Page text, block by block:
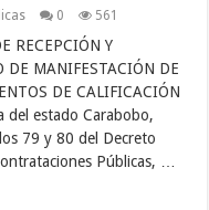
0 561
RECEPCIÓN Y
DE MANIFESTACIÓN DE
DE CALIFICACIÓN
del estado Carabobo,
79 y 80 del Decreto
Públicas, …